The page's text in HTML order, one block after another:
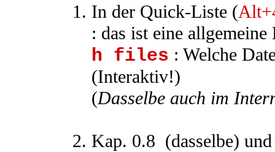
In der Quick-Liste (
: das ist eine allgemeine
h files : Welche
(Interaktiv!)
(Dasselbe auch im
Kap. 0.8 (dasselbe)